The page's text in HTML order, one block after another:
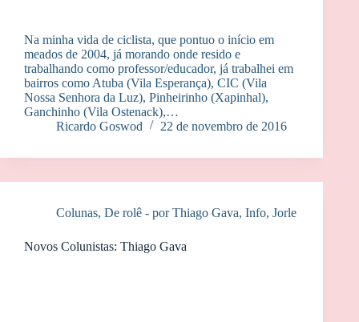
Na minha vida de ciclista, que pontuo o início em
meados de 2004, já morando onde resido e
trabalhando como professor/educador, já trabalhei em
bairros como Atuba (Vila Esperança), CIC (Vila
Nossa Senhora da Luz), Pinheirinho (Xapinhal),
Ganchinho (Vila Ostenack),…
Ricardo Goswod
22 de novembro de 2016
Colunas, De rolê - por Thiago Gava, Info, Jorle
Novos Colunistas: Thiago Gava